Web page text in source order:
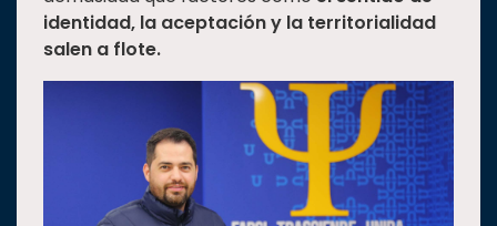
identidad, la aceptación y la territorialidad
salen a flote.